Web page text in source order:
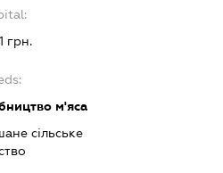
грн.
м'яса
сільське